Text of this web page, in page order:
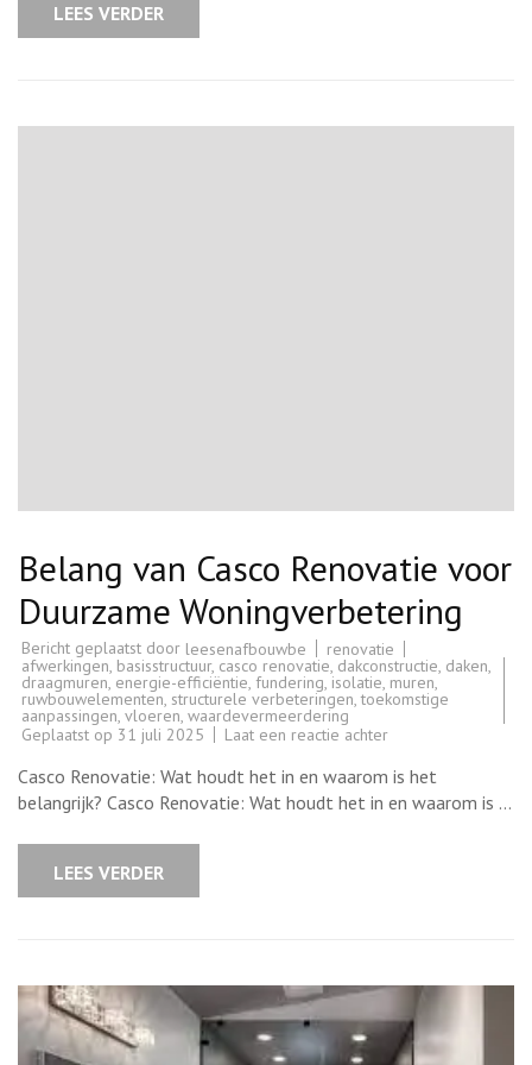
LEES VERDER
Belang van Casco Renovatie voor
Duurzame Woningverbetering
Bericht geplaatst door leesenafbouwbe
renovatie
afwerkingen, basisstructuur, casco renovatie, dakconstructie, daken,
draagmuren, energie-efficiëntie, fundering, isolatie, muren,
ruwbouwelementen, structurele verbeteringen,toekomstige
aanpassingen, vloeren, waardevermeerdering
Geplaatst op 31 juli 2025 Laat een reactie achterop
van
Casco
Renovatie
voor
Casco Renovatie: Wat houdt het in en waarom is het
belangrijk? Casco Renovatie: Wat houdt het in en waarom is …
LEES VERDER